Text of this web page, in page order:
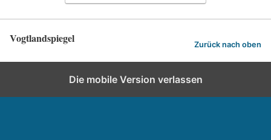
Vogtlandspiegel Zurück nach oben
Die mobile Version verlassen